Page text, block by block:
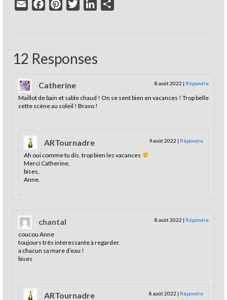
Email FacebookPinterestTwitterLinkedIn
12 Responses
Catherine 8 août 2022 | Répondre
Maillot de bain et sable chaud ! On se sent bien en vacances ! Trop belle
cette scène au soleil ! Bravo !
ARTournadre 9 août 2022 | Répondre
Ah oui comme tu dis, trop bien les vacances
Merci Catherine,
bises,
Anne.
chantal 8 août 2022 | Répondre
coucou Anne
toujours très interessante à regarder.
a chacun sa mare d’eau !
bises
ARTournadre 8 août 2022 | Répondre